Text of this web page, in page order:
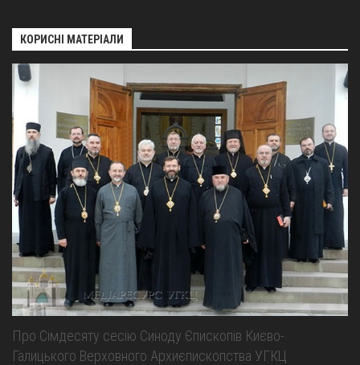
КОРИСНІ МАТЕРІАЛИ
Про Сімдесяту сесію Синоду Єпископів Києво-
Галицького Верховного Архиєпископства УГКЦ